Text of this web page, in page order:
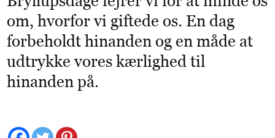
om, hvorfor vi giftede os. En dag
forbeholdt hinanden og en måde at
udtrykke vores kærlighed til
hinanden på.